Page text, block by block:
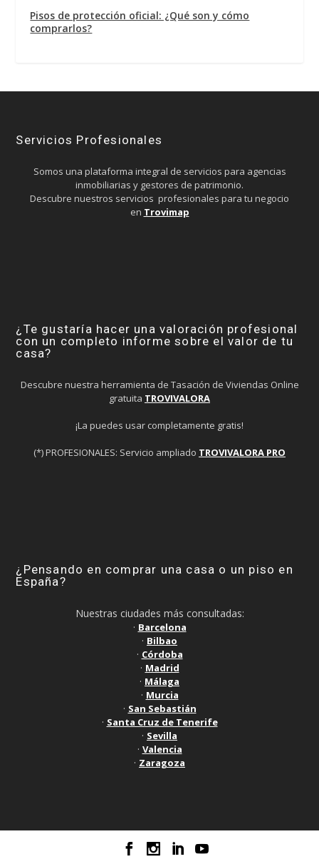
Pisos de protección oficial: ¿Qué son y cómo
comprarlos?
Servicios Profesionales
Somos una plataforma integral de servicios para agencias
inmobiliarias y gestores de patrimonio.
Descubre nuestros servicios profesionales para tu negocio
en Trovimap
¿Te gustaría hacer una valoración profesional
con un completo informe sobre el valor de tu
casa?
Descubre nuestra herramienta de Tasación de Viviendas Online
gratuita TROVIVALORA
¡La puedes usar completamente gratis!
(*) PROFESIONALES: Servicio ampliado TROVIVALORA PRO
¿Pensando en comprar una casa o un piso en
España?
Nuestras ciudades más consultadas:
· Barcelona
· Bilbao
· Córdoba
· Madrid
· Málaga
· Murcia
· San Sebastián
· Santa Cruz de Tenerife
· Sevilla
· Valencia
· Zaragoza